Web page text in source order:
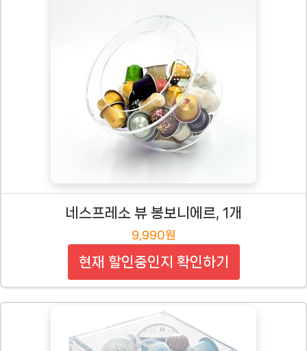
네스프레소 뷰 봉보니에르, 1개
9,990원
현재 할인중인지 확인하기